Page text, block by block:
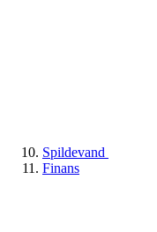
Spildevand
Finans